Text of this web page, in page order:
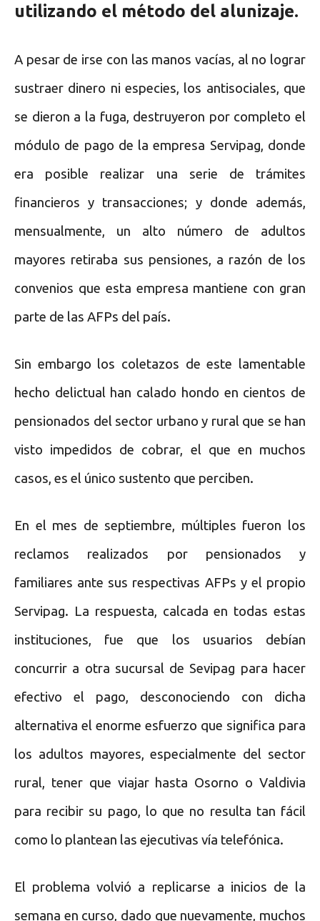
utilizando el método del alunizaje.
A pesar de irse con las manos vacías, al no lograr
sustraer dinero ni especies, los antisociales, que
se dieron a la fuga, destruyeron por completo el
módulo de pago de la empresa Servipag, donde
era posible realizar una serie de trámites
financieros y transacciones; y donde además,
mensualmente, un alto número de adultos
mayores retiraba sus pensiones, a razón de los
convenios que esta empresa mantiene con gran
parte de las AFPs del país.
Sin embargo los coletazos de este lamentable
hecho delictual han calado hondo en cientos de
pensionados del sector urbano y rural que se han
visto impedidos de cobrar, el que en muchos
casos, es el único sustento que perciben.
En el mes de septiembre, múltiples fueron los
reclamos realizados por pensionados y
familiares ante sus respectivas AFPs y el propio
Servipag. La respuesta, calcada en todas estas
instituciones, fue que los usuarios debían
concurrir a otra sucursal de Sevipag para hacer
efectivo el pago, desconociendo con dicha
alternativa el enorme esfuerzo que significa para
los adultos mayores, especialmente del sector
rural, tener que viajar hasta Osorno o Valdivia
para recibir su pago, lo que no resulta tan fácil
como lo plantean las ejecutivas vía telefónica.
El problema volvió a replicarse a inicios de la
semana en curso, dado que nuevamente, muchos